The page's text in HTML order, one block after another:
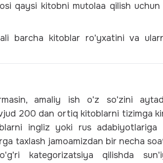
qaysi kitobni mutolaa qilish
barcha kitoblar ro'yxatini va
amaliy ish o'z so'zini
200 dan ortiq kitoblarni tizimga
ingliz yoki rus adabiyotlariga
taxlash jamoamizdan bir necha
kategorizatsiya qilishda